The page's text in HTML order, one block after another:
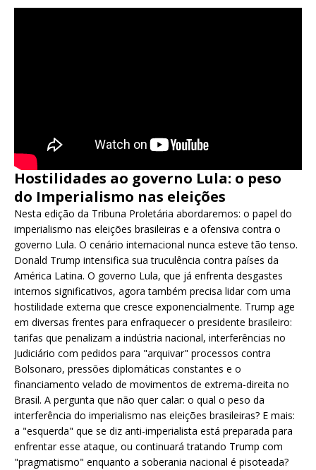
Hostilidades ao governo Lula: o peso
do Imperialismo nas eleições
Nesta edição da Tribuna Proletária abordaremos: o papel do
imperialismo nas eleições brasileiras e a ofensiva contra o
governo Lula. O cenário internacional nunca esteve tão tenso.
Donald Trump intensifica sua truculência contra países da
América Latina. O governo Lula, que já enfrenta desgastes
internos significativos, agora também precisa lidar com uma
hostilidade externa que cresce exponencialmente. Trump age
em diversas frentes para enfraquecer o presidente brasileiro:
tarifas que penalizam a indústria nacional, interferências no
Judiciário com pedidos para "arquivar" processos contra
Bolsonaro, pressões diplomáticas constantes e o
financiamento velado de movimentos de extrema-direita no
Brasil. A pergunta que não quer calar: o qual o peso da
interferência do imperialismo nas eleições brasileiras? E mais:
a "esquerda" que se diz anti-imperialista está preparada para
enfrentar esse ataque, ou continuará tratando Trump com
"pragmatismo" enquanto a soberania nacional é pisoteada?